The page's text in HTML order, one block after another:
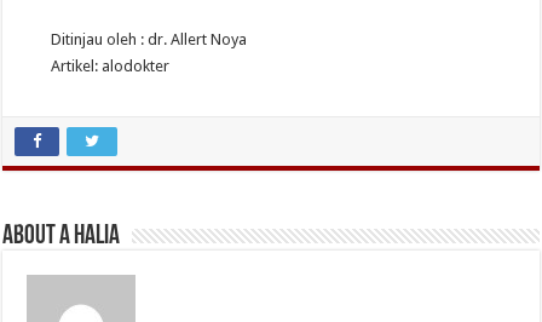
Ditinjau oleh : dr. Allert Noya
Artikel: alodokter
About A Halia